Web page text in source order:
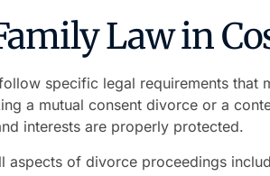
Law in
specific legal requirements that
a mutual consent divorce or a
interests are properly protected.
aspects of divorce proceedings